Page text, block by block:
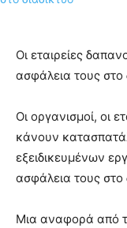
Οι εταιρείες
ασφάλεια τους στο
Οι οργανισμοί, οι
κάνουν
εξειδικευμένων
ασφάλεια τους
Μια αναφορά από